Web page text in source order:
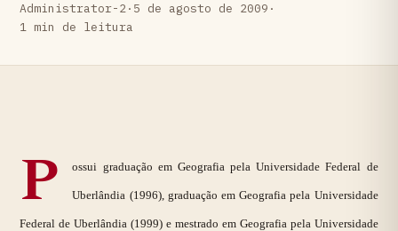
Administrator-2· 5 de agosto de 2009 ·
1 min de leitura
P ossui graduação em Geografia pela Universidade Federal de
Uberlândia (1996), graduação em Geografia pela Universidade
Federal de Uberlândia (1999) e mestrado em Geografia pela Universidade